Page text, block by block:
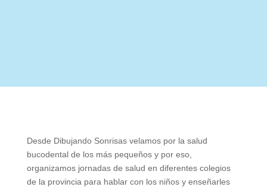
Desde Dibujando Sonrisas velamos por la salud
bucodental de los más pequeños y por eso,
organizamos jornadas de salud en diferentes colegios
de la provincia para hablar con los niños y enseñarles